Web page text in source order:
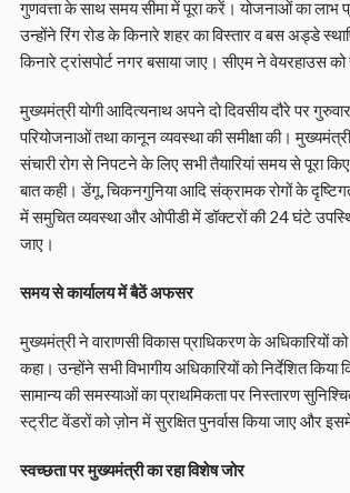
गुणवत्ता के साथ समय सीमा में पूरा करें। योजनाओं का लाभ
उन्होंने रिंग रोड के किनारे शहर का विस्तार व बस अड्डे
किनारे ट्रांसपोर्ट नगर बसाया जाए। सीएम ने वेयरहाउस
मुख्यमंत्री योगी आदित्यनाथ अपने दो दिवसीय दौरे पर
परियोजनाओं तथा कानून व्यवस्था की समीक्षा की।
संचारी रोग से निपटने के लिए सभी तैयारियां समय से पूरा
बात कही। डेंगू, चिकनगुनिया आदि संक्रामक रोगों के
में समुचित व्यवस्था और ओपीडी में डॉक्टरों की 24 घंटे
जाए।
समय से कार्यालय में बैठें अफसर
मुख्यमंत्री ने वाराणसी विकास प्राधिकरण के
कहा। उन्होंने सभी विभागीय अधिकारियों को निर्देशित
सामान्य की समस्याओं का प्राथमिकता पर निस्तारण
स्ट्रीट वेंडरों को ज़ोन में सुरक्षित पुनर्वास किया जाए और
स्वच्छता पर मुख्यमंत्री का रहा विशेष जोर